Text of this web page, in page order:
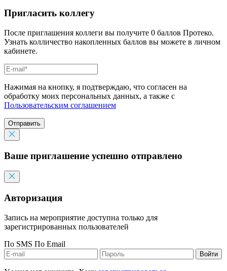
Пригласить коллегу
После приглашения коллеги вы получите 0 баллов Протеко.
Узнать колличество накопленных баллов вы можете в личном
кабинете.
Нажимая на кнопку, я подтверждаю, что согласен на
обработку моих персональных данных, а также с
Пользовательским соглашением
Отправить
Ваше приглашение успешно отправлено
Авторизация
Запись на мероприятие доступна только для
зарегистрированных пользователей
По SMS По Email
Войти